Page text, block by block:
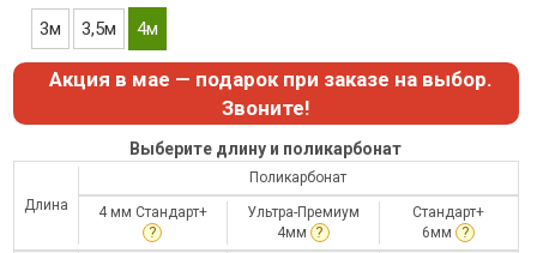
3м 3,5м 4м
Акция в мае — подарок при заказе на выбор.
Звоните!
Выберите длину и поликарбонат
Длина
Поликарбонат
4 мм Стандарт+
?
Ультра-Премиум
4мм
?
Стандарт+
6мм ?